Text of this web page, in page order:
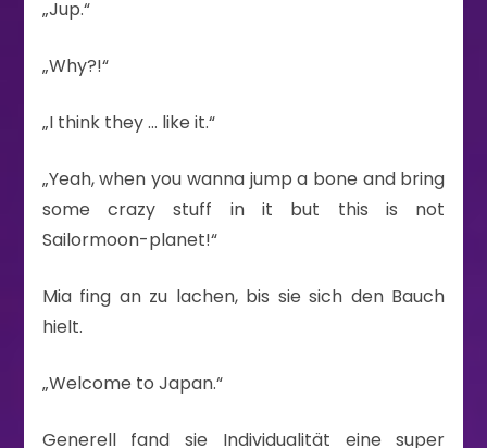
„Jup.“
„Why?!“
„I think they … like it.“
„Yeah, when you wanna jump a bone and bring
some crazy stuff in it but this is not
Sailormoon-planet!“
Mia fing an zu lachen, bis sie sich den Bauch
hielt.
„Welcome to Japan.“
Generell fand sie Individualität eine super